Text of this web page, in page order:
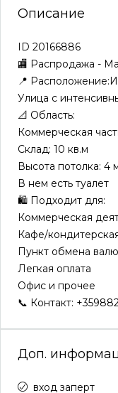
Описание
ID 20166886
🏬 Распродажа -
📍
Улица с
📐 Область:
Коммерческая
Склад: 10 кв.м
Высота потолка: 4
В нем есть туалет
🛍️ Подходит для:
Коммерческая
Кафе/
Пункт обмена
Легкая оплата
Офис и прочее
📞 Контакт:
Доп.
вход заперт